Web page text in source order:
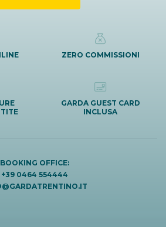
ZERO COMMISSIONI
GARDA GUEST CARD
INCLUSA
BOOKING OFFICE:
+39 0464 554444